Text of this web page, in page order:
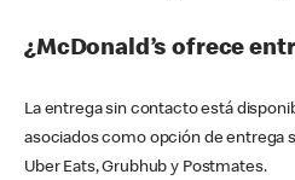
¿McDonald’s ofrece
La entrega sin contacto está
asociados como opción de entrega
Uber Eats, Grubhub y Postmates.